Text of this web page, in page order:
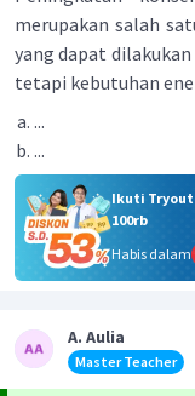
merupakan salah
yang dapat
tetapi kebutuhan
...
...
Ikuti Tryout
100rb
Habis dalam
A. Aulia
Master Teacher